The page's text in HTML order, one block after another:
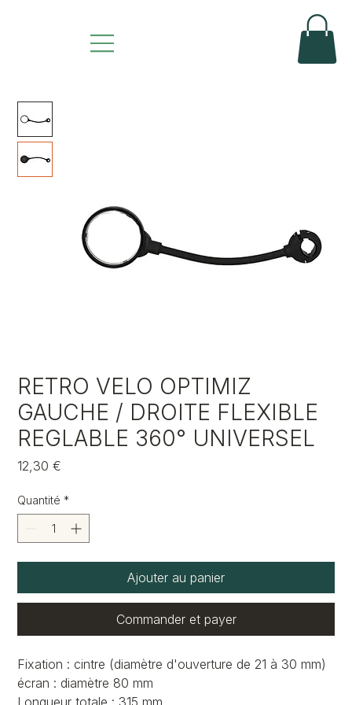
RETRO VELO OPTIMIZ
GAUCHE / DROITE FLEXIBLE
REGLABLE 360° UNIVERSEL
12,30 €
Quantité *
Ajouter au panier
Commander et payer
Fixation : cintre (diamètre d'ouverture de 21 à 30 mm)
écran : diamètre 80 mm
Longueur totale : 315 mm